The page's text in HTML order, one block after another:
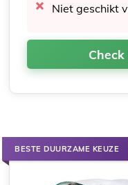
Niet geschikt
BESTE DUURZAME KEUZE